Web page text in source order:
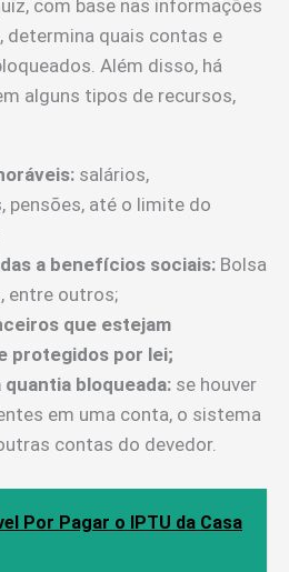
com base nas informações
determina quais contas e
Além disso, há
alguns tipos de recursos,
salários,
pensões, até o limite do
a benefícios sociais: Bolsa
entre outros;
que estejam
protegidos por lei;
bloqueada: se houver
em uma conta, o sistema
contas do devedor.
Por Pagar o IPTU da Casa